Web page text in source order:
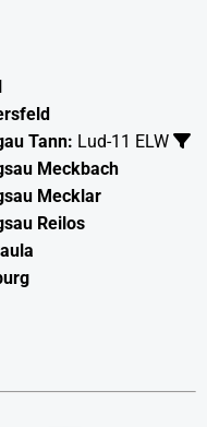
Tann: Lud-11 ELW
Meckbach
Mecklar
Reilos